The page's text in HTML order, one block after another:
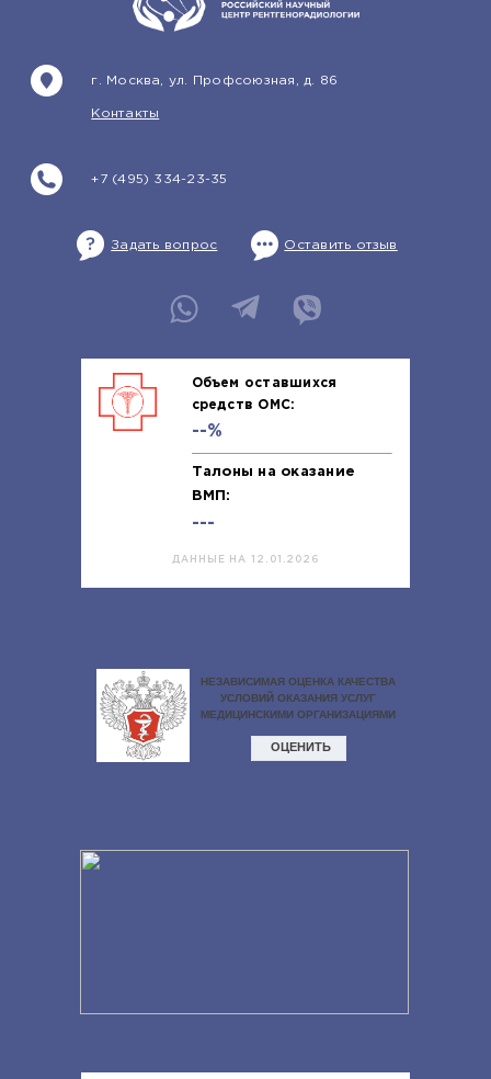
+7 (495) 334-23-35
г. Москва, ул. Профсоюзная, д. 86
Контакты
Задать вопрос Оставить отзыв
Объем оставшихся
средств ОМС:
--%
Талоны на оказание
ВМП:
---
ДАННЫЕ НА 12.01.2026